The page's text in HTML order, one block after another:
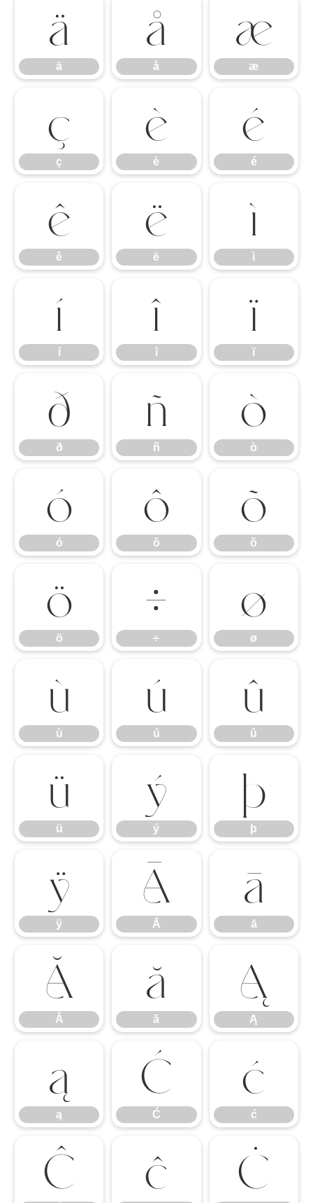
ä
ä
å
å
æ
æ
ç
ç
è
è
é
é
ê
ê
ë
ë
ì
ì
í
í
î
î
ï
ï
ð
ð
ñ
ñ
ò
ò
ó
ó
ô
ô
õ
õ
ö
ö
÷
÷
ø
ø
ù
ù
ú
ú
û
û
ü
ü
ý
ý
þ
þ
ÿ
ÿ
Ā
Ā
ā
ā
Ă
Ă
ă
ă
Ą
Ą
ą
ą
Ć
Ć
ć
ć
Ĉ ĉ Ċ